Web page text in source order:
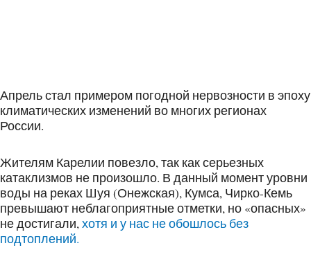
Апрель стал примером погодной нервозности в эпоху
климатических изменений во многих регионах
России.
Жителям Карелии повезло, так как серьезных
катаклизмов не произошло. В данный момент уровни
воды на реках Шуя (Онежская), Кумса, Чирко-Кемь
превышают неблагоприятные отметки, но «опасных»
не достигали,хотя и у нас не обошлось без
подтоплений.